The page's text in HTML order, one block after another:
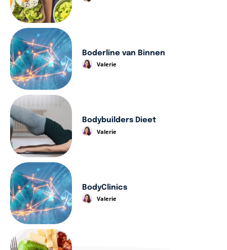
Boderline van Binnen
Valerie
Bodybuilders Dieet
Valerie
BodyClinics
Valerie